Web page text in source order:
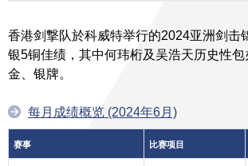
香港剑撃队於科威特举行的2024亚洲剑击
银5铜佳绩，其中何玮桁及吴浩天历史性
金、银牌。
每月成绩概览 (2024年6月)
赛事 比赛项目